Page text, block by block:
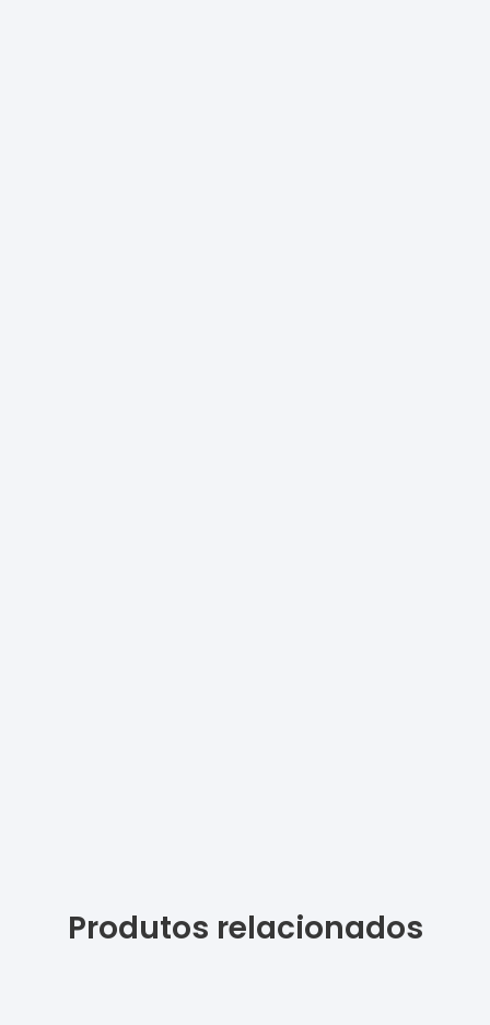
Produtos relacionados